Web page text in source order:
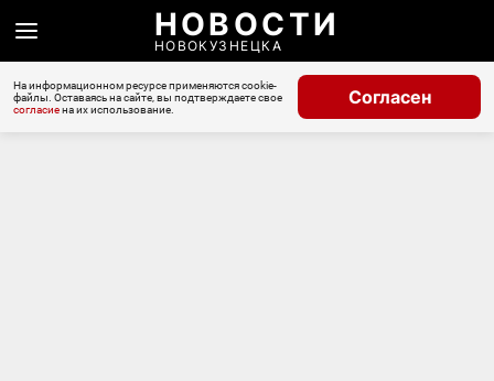
НОВОСТИ
НОВОКУЗНЕЦКА
На информационном ресурсе применяются cookie-
файлы. Оставаясь на сайте, вы подтверждаете свое
согласиена их использование.
Согласен